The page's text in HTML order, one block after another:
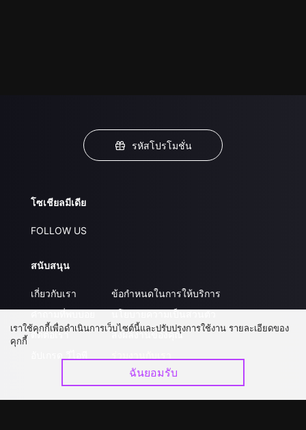
รหัสโปรโมชั่น
โซเชียลมีเดีย
FOLLOW US
สนับสนุน
เกี่ยวกับเรา
ติดต่อเรา
ข้อกำหนดในการให้บริการ
ส่งผลงานของคุณ
เราใช้คุกกี้เพื่อดำเนินการเว็บไซต์นี้และปรับปรุงการใช้งาน รายละเอียดของ
คุกกี้
ฉันยอมรับ